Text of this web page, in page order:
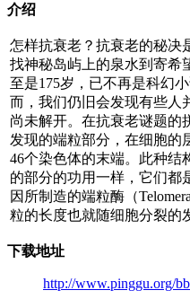
介绍
怎样抗衰老？抗衰老的秘决
找神秘岛屿上的泉水到寄希
至是175岁，已不再是科幻
而，我们仍旧会发现有些人
尚未解开。在抗衰老谜题的
发现的端粒部分，在细胞的
46个染色体的末端。此种结
的部分的功用一样，它们都
因所制造的端粒酶（
粒的长度也就随细胞分裂的
下载地址
http://www.pinggu.org/